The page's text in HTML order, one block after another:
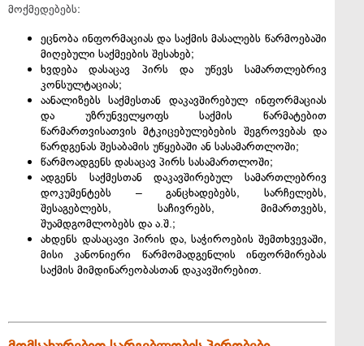
მოქმედებებს:
ეცნობა ინფორმაციას და საქმის მასალებს წარმოებაში
მიღებული საქმეების შესახებ;
ხვდება დასაცავ პირს და უწევს სამართლებრივ
კონსულტაციას;
აანალიზებს საქმესთან დაკავშირებულ ინფორმაციას
და უზრუნველყოფს საქმის წარმატებით
წარმართვისათვის მტკიცებულებების შეგროვებას და
წარდგენას შესაბამის უწყებაში ან სასამართლოში;
წარმოადგენს დასაცავ პირს სასამართლოში;
ადგენს საქმესთან დაკავშირებულ სამართლებრივ
დოკუმენტებს – განცხადებებს, სარჩელებს,
შესაგებლებს, საჩივრებს, მიმართვებს,
შუამდგომლობებს და ა.შ.;
ახდენს დასაცავი პირის და, საჭიროების შემთხვევაში,
მისი კანონიერი წარმომადგენლის ინფორმირებას
საქმის მიმდინარეობასთან დაკავშირებით.